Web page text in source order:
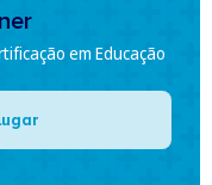
em Educação